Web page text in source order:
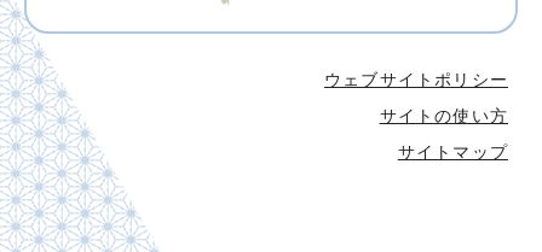
ウェブサイトポリシー
サイトの使い方
サイトマップ